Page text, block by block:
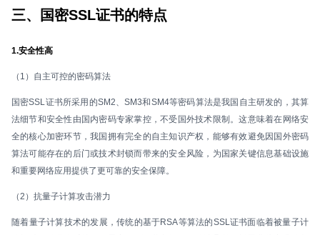
三、国密SSL证书的特点
1.安全性高
（1）自主可控的密码算法
国密SSL证书所采用的SM2、SM3和SM4等密码算法是我国自主研发的，其算
法细节和安全性由国内密码专家掌控，不受国外技术限制。这意味着在网络安
全的核心加密环节，我国拥有完全的自主知识产权，能够有效避免因国外密码
算法可能存在的后门或技术封锁而带来的安全风险，为国家关键信息基础设施
和重要网络应用提供了更可靠的安全保障。
（2）抗量子计算攻击潜力
随着量子计算技术的发展，传统的基于RSA等算法的SSL证书面临着被量子计